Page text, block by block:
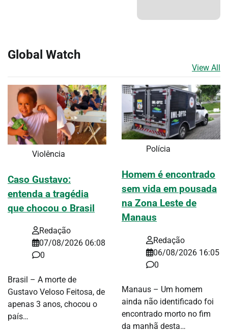
Global Watch
View All
Violência
Caso Gustavo:
entenda a tragédia
que chocou o Brasil
Redação
07/08/2026 06:08
0
Brasil – A morte de
Gustavo Veloso Feitosa, de
apenas 3 anos, chocou o
país…
Polícia
Homem é encontrado
sem vida em pousada
na Zona Leste de
Manaus
Redação
06/08/2026 16:05
0
Manaus – Um homem
ainda não identificado foi
encontrado morto no fim
da manhã desta…